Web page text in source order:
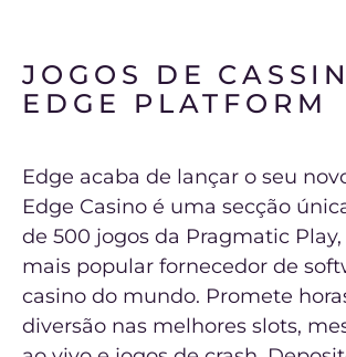
JOGOS DE
EDGE PLATFORM
Edge acaba de lançar o seu
Edge Casino é uma secção
de 500 jogos da Pragmatic
mais popular fornecedor de
casino do mundo. Promete
diversão nas melhores slots,